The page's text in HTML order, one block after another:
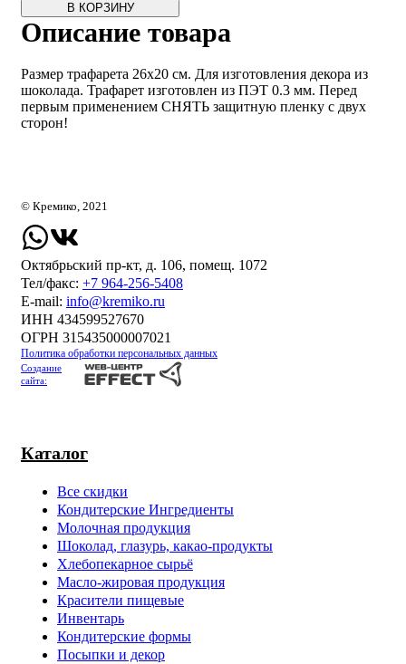
В КОРЗИНУ
Описание товара
Размер трафарета 26х20 см. Для изготовления декора из
шоколада. Трафарет изготовлен из ПЭТ 0.3 мм. Перед
первым применением СНЯТЬ защитную пленку с двух
сторон!
Каталог
Все скидки
Кондитерские Ингредиенты
Молочная продукция
Шоколад, глазурь, какао-продукты
Хлебопекарное сырьё
Масло-жировая продукция
Красители пищевые
Инвентарь
Кондитерские формы
Посыпки и декор
© Кремико, 2021
Октябрьский пр-кт, д. 106, помещ. 1072
Тел/факс: +7 964-256-5408
Е-mail: info@kremiko.ru
ИНН 434599527670
ОГРН 315435000007021
Политика обработки персональных данных
Создание
сайта: